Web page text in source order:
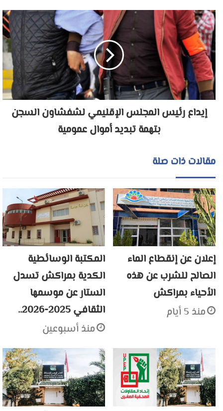
إيداع رئيس المجلس الإقليمي لشفشاون السجن
بتهمة تبديد أموال عمومية
مقالات ذات صلة
إعلان عن إنقطاع الماء
الصالح للشرب عن هذه
الأحياء بمراكش
منذ 5 أيام
المكتبة الوسائطية
الكدية بمراكش تسدل
الستار عن موسمها
الثقافي 2025-2026..
منذ أسبوعين